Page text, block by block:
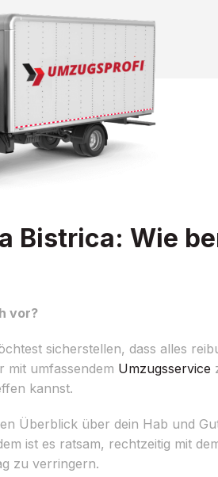
Bistrica: Wie
vor?
sicherstellen, dass alles
mit umfassendem Umzugsservice
kannst.
Überblick über dein Hab und
ist es ratsam, rechtzeitig mit
zu verringern.